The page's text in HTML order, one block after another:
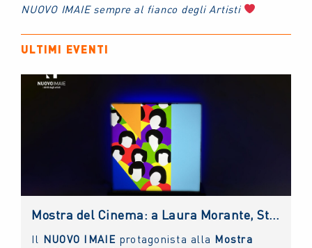
NUOVO IMAIE sempre al fianco degli Artisti
ULTIMI EVENTI
Mostra del Cinema: a Laura Morante, Stefania Rocca, Claudio Amendola e Sergio Rubini i Premi alla Carriera NUOVO IMAIE. Al Lido anche un riconoscimento ai giovani
Il NUOVO IMAIE protagonista alla Mostra